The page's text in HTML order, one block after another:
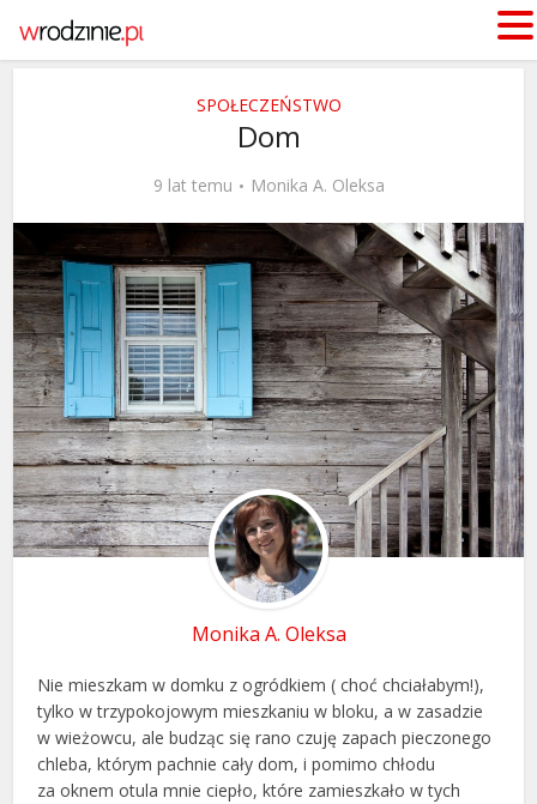
SPOŁECZEŃSTWO
Dom
9 lat temu Monika A. Oleksa
Monika A. Oleksa
Nie mieszkam w domku z ogródkiem ( choć chciałabym!),
tylko w trzypokojowym mieszkaniu w bloku, a w zasadzie
w wieżowcu, ale budząc się rano czuję zapach pieczonego
chleba, którym pachnie cały dom, i pomimo chłodu
za oknem otula mnie ciepło, które zamieszkało w tych